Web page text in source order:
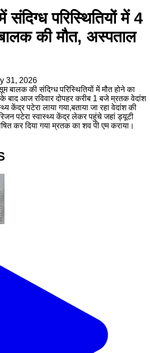
संदिग्ध परिस्थितियों में 4
बालक की मौत, अस्पताल
31, 2026
बालक की संदिग्ध परिस्थितियों में मौत होने का
बाद आज रविवार दोपहर करीब 1 बजे म्रतक वेदांश
केंद्र पटेरा लाया गया,बताया जा रहा वेदांश की
पटेरा स्वास्थ्य केंद्र लेकर पहुंचे जहां ड्यूटी
कर दिया गया म्रतक का शव पी एम कराया।